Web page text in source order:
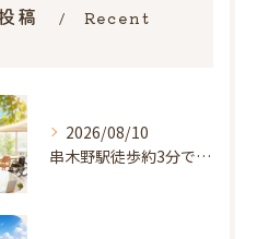
稿
Recent
2026/08/10
串木野駅徒歩約3分でUターン福祉オープニング職へ